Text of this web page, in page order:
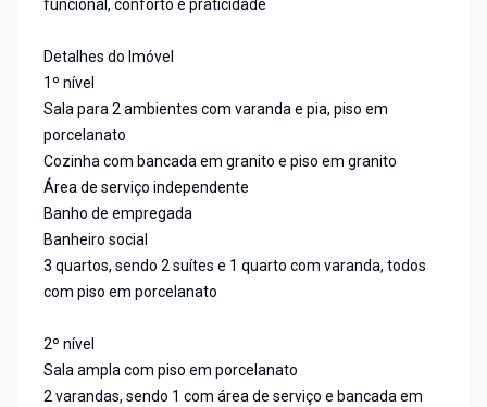
funcional, conforto e praticidade
Detalhes do Imóvel
1º nível
Sala para 2 ambientes com varanda e pia, piso em
porcelanato
Cozinha com bancada em granito e piso em granito
Área de serviço independente
Banho de empregada
Banheiro social
3 quartos, sendo 2 suítes e 1 quarto com varanda, todos
com piso em porcelanato
2º nível
Sala ampla com piso em porcelanato
2 varandas, sendo 1 com área de serviço e bancada em